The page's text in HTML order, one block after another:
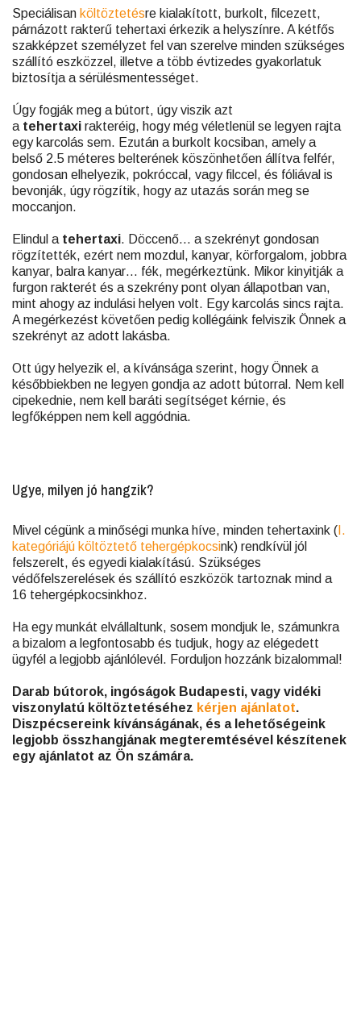
Speciálisan költöztetésre kialakított, burkolt, filcezett,
párnázott rakterű tehertaxi érkezik a helyszínre. A kétfős
szakképzet személyzet fel van szerelve minden szükséges
szállító eszközzel, illetve a több évtizedes gyakorlatuk
biztosítja a sérülésmentességet.
Úgy fogják meg a bútort, úgy viszik azt
a tehertaxi rakteréig, hogy még véletlenül se legyen rajta
egy karcolás sem. Ezután a burkolt kocsiban, amely a
belső 2.5 méteres belterének köszönhetően állítva felfér,
gondosan elhelyezik, pokróccal, vagy filccel, és fóliával is
bevonják, úgy rögzítik, hogy az utazás során meg se
moccanjon.
Elindul a tehertaxi. Döccenő… a szekrényt gondosan
rögzítették, ezért nem mozdul, kanyar, körforgalom, jobbra
kanyar, balra kanyar… fék, megérkeztünk. Mikor kinyitják a
furgon rakterét és a szekrény pont olyan állapotban van,
mint ahogy az indulási helyen volt. Egy karcolás sincs rajta.
A megérkezést követően pedig kollégáink felviszik Önnek a
szekrényt az adott lakásba.
Ott úgy helyezik el, a kívánsága szerint, hogy Önnek a
későbbiekben ne legyen gondja az adott bútorral. Nem kell
cipekednie, nem kell baráti segítséget kérnie, és
legfőképpen nem kell aggódnia.
Ugye, milyen jó hangzik?
Mivel cégünk a minőségi munka híve, minden tehertaxink ( I.
kategóriájú költöztető tehergépkocsink) rendkívül jól
felszerelt, és egyedi kialakítású. Szükséges
védőfelszerelések és szállító eszközök tartoznak mind a
16 tehergépkocsinkhoz.
Ha egy munkát elvállaltunk, sosem mondjuk le, számunkra
a bizalom a legfontosabb és tudjuk, hogy az elégedett
ügyfél a legjobb ajánlólevél. Forduljon hozzánk bizalommal!
Darab bútorok, ingóságok Budapesti, vagy vidéki
viszonylatú költöztetéséhez kérjen ajánlatot.
Diszpécsereink kívánságának, és a lehetőségeink
legjobb összhangjának megteremtésével készítenek
egy ajánlatot az Ön számára.